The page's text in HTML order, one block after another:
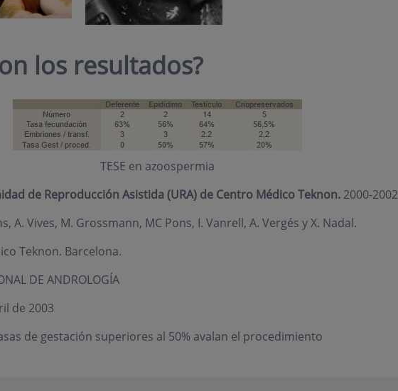
los resultados?
TESE en azoospermia
de Reproducción Asistida (URA) de Centro Médico Teknon.2000-2002
A. Vives, M. Grossmann, MC Pons, I. Vanrell, A. Vergés y X. Nadal.
Teknon. Barcelona.
DE ANDROLOGÍA
de 2003
de gestación superiores al 50% avalan el procedimiento